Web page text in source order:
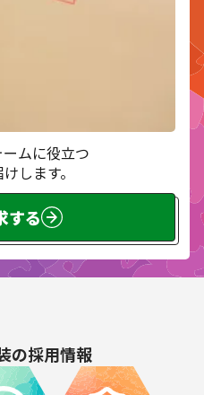
ムに役立つ
します。
する
の採用情報